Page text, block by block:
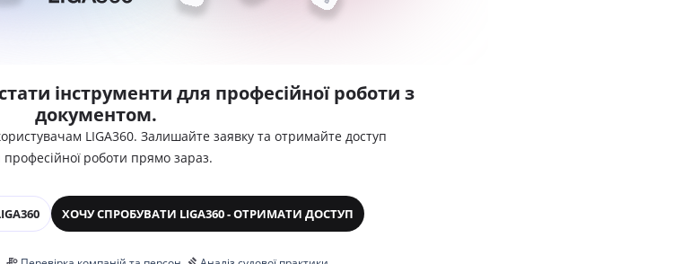
інструменти для професійної роботи з
документом.
LIGA360. Залишайте заявку та отримайте доступ
професійної роботи прямо зараз.
ХОЧУ СПРОБУВАТИ LIGA360 - ОТРИМАТИ ДОСТУП